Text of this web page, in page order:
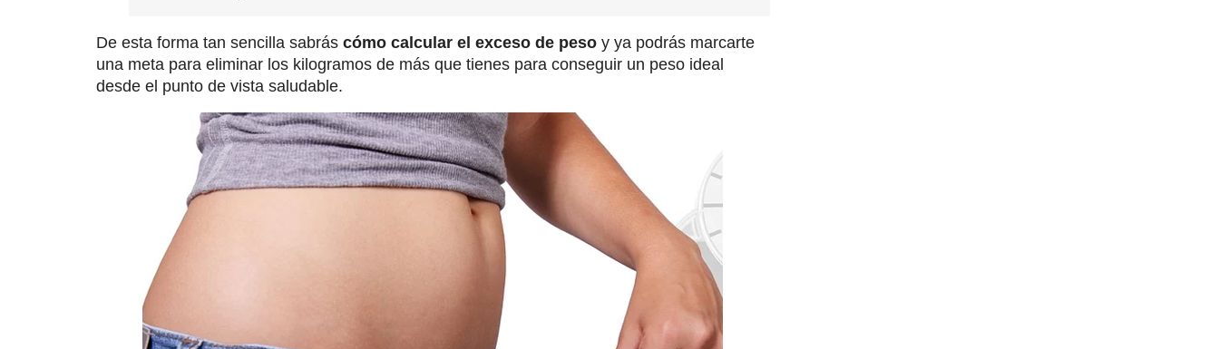
De esta forma tan sencilla sabrás cómo calcular el exceso de peso y ya podrás marcarte
una meta para eliminar los kilogramos de más que tienes para conseguir un peso ideal
desde el punto de vista saludable.